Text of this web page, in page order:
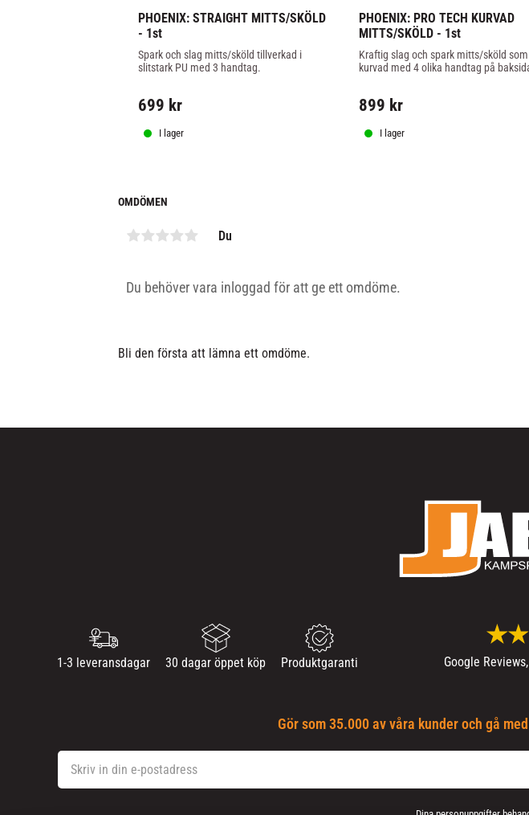
PHOENIX: STRAIGHT MITTS/SKÖLD
- 1st
Spark och slag mitts/sköld tillverkad i
slitstark PU med 3 handtag.
699 kr
I lager
PHOENIX: PRO TECH KURVAD
MITTS/SKÖLD - 1st
Kraftig slag och spark mitts/sköld
kurvad med 4 olika handtag på
899 kr
I lager
OMDÖMEN
Du
Bli den första att lämna ett omdöme.
1-3 leveransdagar 30 dagar öppet köp Produktgaranti Google
Gör som 35.000 av våra kunder och gå